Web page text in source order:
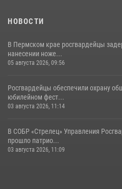
НОВОСТИ
В Пермском крае росгвардейцы
нанесении ноже...
05 августа 2026, 09:56
Росгвардейцы обеспечили охрану
юбилейном фест...
03 августа 2026, 11:14
В СОБР «Стрелец» Управления
прошло патрио...
03 августа 2026, 11:09